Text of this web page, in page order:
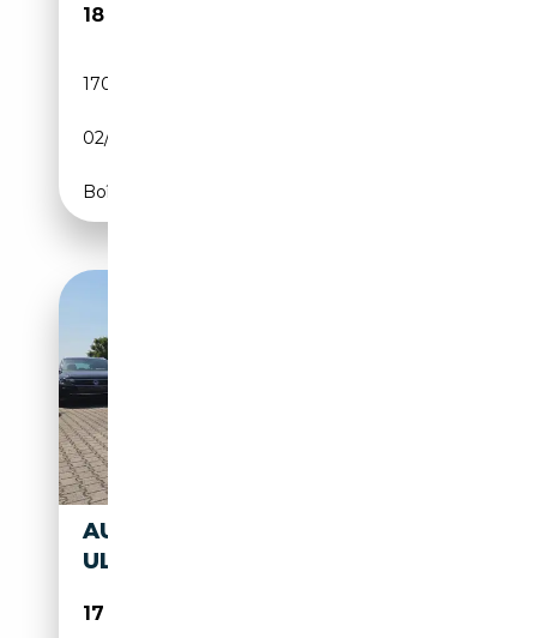
18 500€
170 000 km
02/2016
Boîte manuelle
AUDI TT COUPE 2.0 TDI
ULTRA
17 500€